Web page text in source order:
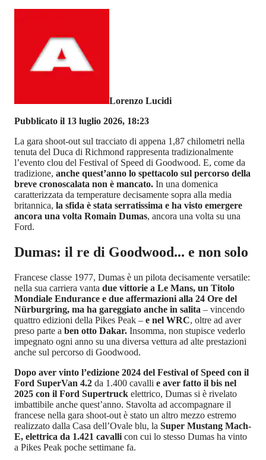
Lorenzo Lucidi
Pubblicato il 13 luglio 2026, 18:23
La gara shoot-out sul tracciato di appena 1,87 chilometri nella
tenuta del Duca di Richmond rappresenta tradizionalmente
l’evento clou del Festival of Speed di Goodwood. E, come da
tradizione, anche quest’anno lo spettacolo sul percorso della
breve cronoscalata non è mancato. In una domenica
caratterizzata da temperature decisamente sopra alla media
britannica, la sfida è stata serratissima e ha visto emergere
ancora una volta Romain Dumas, ancora una volta su una
Ford.
Dumas: il re di Goodwood... e non solo
Francese classe 1977, Dumas è un pilota decisamente versatile:
nella sua carriera vanta due vittorie a Le Mans, un Titolo
Mondiale Endurance e due affermazioni alla 24 Ore del
Nürburgring, ma ha gareggiato anche in salita – vincendo
quattro edizioni della Pikes Peak – e nel WRC, oltre ad aver
preso parte a ben otto Dakar. Insomma, non stupisce vederlo
impegnato ogni anno su una diversa vettura ad alte prestazioni
anche sul percorso di Goodwood.
Dopo aver vinto l’edizione 2024 del Festival of Speed con il
Ford SuperVan 4.2 da 1.400 cavalli e aver fatto il bis nel
2025 con il Ford Supertruck elettrico, Dumas si è rivelato
imbattibile anche quest’anno. Stavolta ad accompagnare il
francese nella gara shoot-out è stato un altro mezzo estremo
realizzato dalla Casa dell’Ovale blu, la Super Mustang Mach-
E, elettrica da 1.421 cavalli con cui lo stesso Dumas ha vinto
a Pikes Peak poche settimane fa.